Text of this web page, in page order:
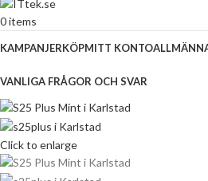
0items
KAMPANJERKÖPMITT KONTO
VANLIGA FRÅGOR OCH SVAR
Click to enlarge